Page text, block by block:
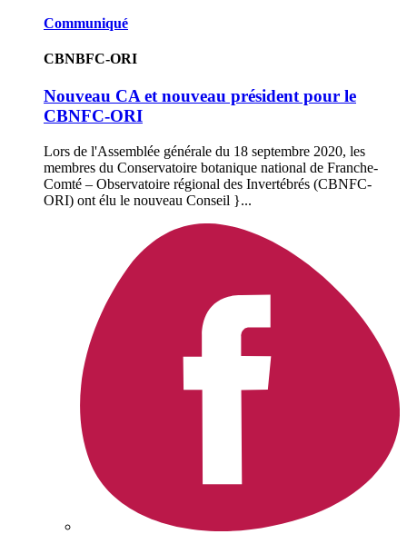
Communiqué
CBNBFC-ORI
Nouveau CA et nouveau président pour le
CBNFC-ORI
Lors de l'Assemblée générale du 18 septembre 2020, les
membres du Conservatoire botanique national de Franche-
Comté – Observatoire régional des Invertébrés (CBNFC-
ORI) ont élu le nouveau Conseil }...